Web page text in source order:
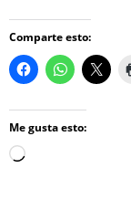
Comparte esto:
Me gusta esto:
Loading…